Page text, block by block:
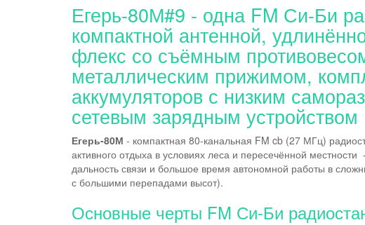
Егерь-80М#9 - одна FM Си-Би
компактной антенной,
флекс со съёмным
металлическим прижимом,
аккумуляторов с низким
сетевым зарядным устройством
Егерь-80М - компактная 80-канальная FM cb (27 МГц)
активного отдыха в условиях леса и пересечённой местности
дальность связи и большое время автономной работы в
с большими перепадами высот).
Основные черты FM Си-Би